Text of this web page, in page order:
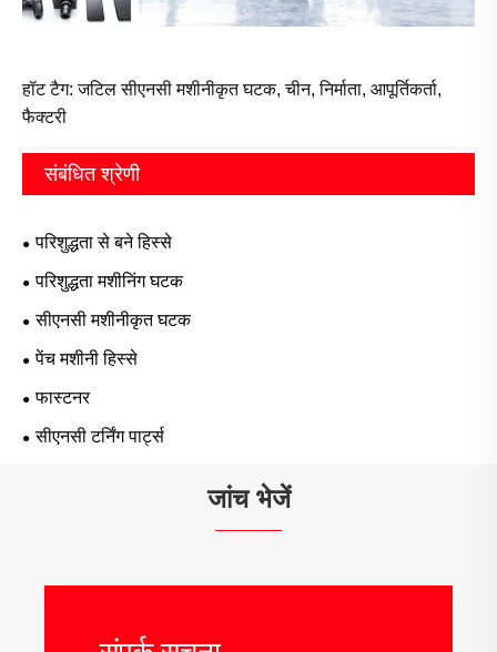
हॉट टैग: जटिल सीएनसी मशीनीकृत घटक, चीन, निर्माता, आपूर्तिकर्ता,
फैक्टरी
संबंधित श्रेणी
परिशुद्धता से बने हिस्से
परिशुद्धता मशीनिंग घटक
सीएनसी मशीनीकृत घटक
पेंच मशीनी हिस्से
फास्टनर
सीएनसी टर्निंग पार्ट्स
जांच भेजें